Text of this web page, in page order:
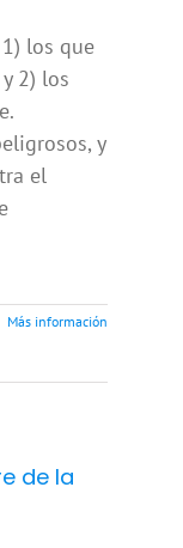
los que
2) los
y
el
Más información
de la